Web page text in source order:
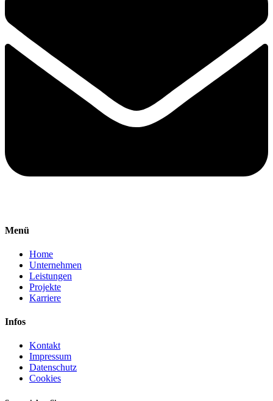
Menü
Home
Unternehmen
Leistungen
Projekte
Karriere
Infos
Kontakt
Impressum
Datenschutz
Cookies